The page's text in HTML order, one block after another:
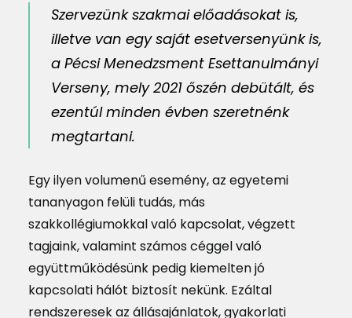
Szervezünk szakmai előadásokat is,
illetve van egy saját esetversenyünk is,
a Pécsi Menedzsment Esettanulmányi
Verseny, mely 2021 őszén debütált, és
ezentúl minden évben szeretnénk
megtartani.
Egy ilyen volumenű esemény, az egyetemi
tananyagon felüli tudás, más
szakkollégiumokkal való kapcsolat, végzett
tagjaink, valamint számos céggel való
együttműködésünk pedig kiemelten jó
kapcsolati hálót biztosít nekünk. Ezáltal
rendszeresek az állásajánlatok, gyakorlati